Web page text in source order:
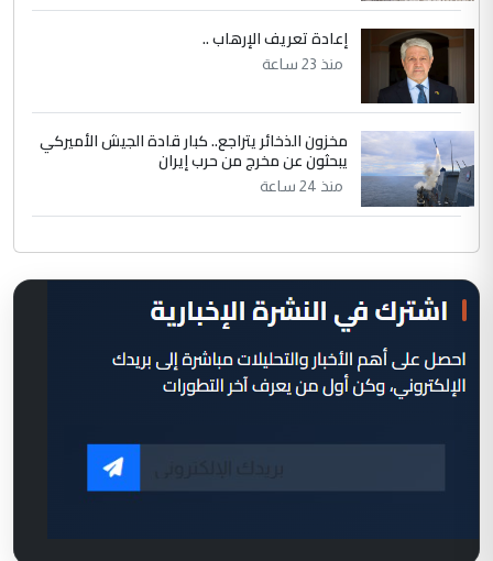
إعادة تعريف الإرهاب ..
منذ 23 ساعة
مخزون الذخائر يتراجع.. كبار قادة الجيش الأميركي
يبحثون عن مخرج من حرب إيران
منذ 24 ساعة